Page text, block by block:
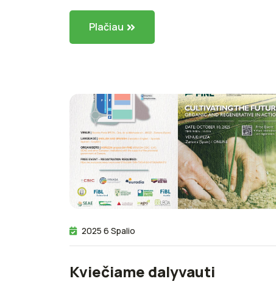
Plačiau
2025 6 Spalio
Kviečiame dalyvauti